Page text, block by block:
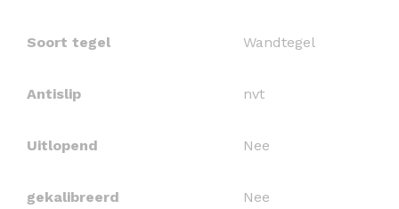
Soort tegel Wandtegel
Antislip nvt
Uitlopend Nee
gekalibreerd Nee